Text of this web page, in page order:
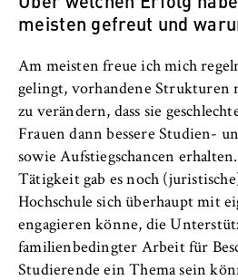
meisten gefreut und
Am meisten freue ich mich regelmäßig, wenn es
gelingt, vorhandene Strukturen
zu verändern, dass sie
Frauen dann bessere Studien-
sowie Aufstiegschancen
Tätigkeit gab es noch
Hochschule sich überhaupt mit
engagieren könne, die
familienbedingter Arbeit für
Studierende ein Thema sein